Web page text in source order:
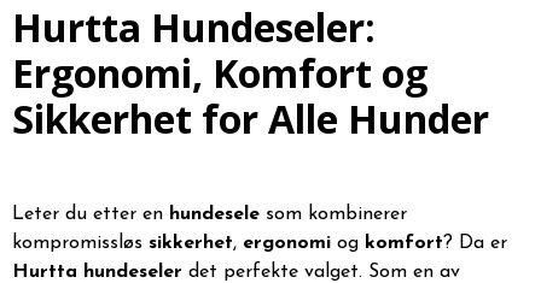
Hurtta Hundeseler:
Ergonomi, Komfort og
Sikkerhet for Alle Hunder
Leter du etter en hundesele som kombinerer
kompromissløs sikkerhet, ergonomi og komfort? Da er
Hurtta hundeseler det perfekte valget. Som en av